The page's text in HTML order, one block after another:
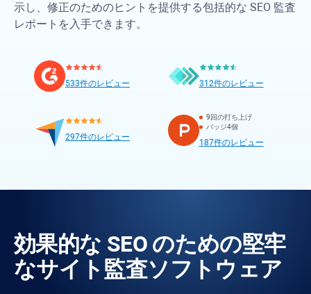
示し、修正のためのヒントを提供する包括的な SEO 監査
レポートを入手できます。
533件のレビュー 312件のレビュー
297件のレビュー
9回の打ち上げ
バッジ4個
187件のレビュー
効果的な SEO のための堅牢
なサイト監査ソフトウェア